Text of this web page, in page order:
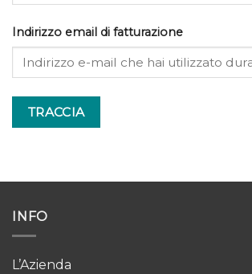
Indirizzo email di fatturazione
TRACCIA
INFO
L’Azienda